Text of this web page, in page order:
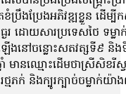
ខំប្រឹងប្រែងអភិវឌ្ឍខ្លួន ដ
ន់ធ្ងរ ដោយសារប្រទេសថៃ
ើងនៅចន្លោះសតវត្សទី៩
មានឈ្មោះដើមថាស្រីសិខ
មភក់ និងក្បូរក្បាច់ចម្លាក់